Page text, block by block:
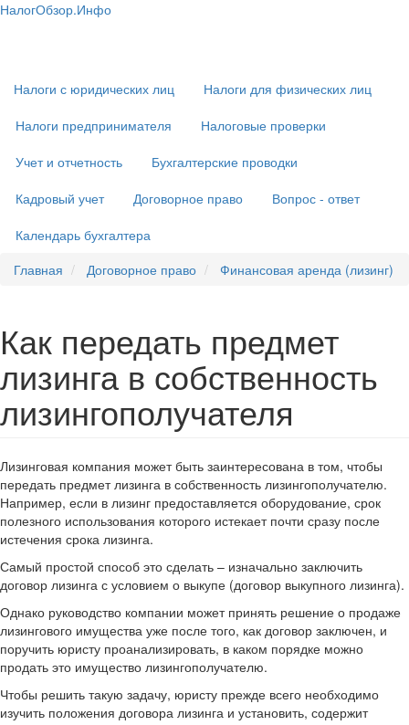
Перейти
НалогОбзор.Инфо
Налоги с юридических лиц
Налоги для физических лиц
Налоги предпринимателя
Налоговые проверки
Учет и отчетность
Бухгалтерские проводки
Кадровый учет
Договорное право
Вопрос - ответ
Календарь бухгалтера
Главная
Договорное право Финансовая аренда (лизинг)
Как передать предмет
лизинга в собственность
лизингополучателя
Лизинговая компания может быть заинтересована в том, чтобы
передать предмет лизинга в собственность лизингополучателю.
Например, если в лизинг предоставляется оборудование, срок
полезного использования которого истекает почти сразу после
истечения срока лизинга.
Самый простой способ это сделать – изначально заключить
договор лизинга с условием о выкупе (договор выкупного лизинга).
Однако руководство компании может принять решение о продаже
лизингового имущества уже после того, как договор заключен, и
поручить юристу проанализировать, в каком порядке можно
продать это имущество лизингополучателю.
Чтобы решить такую задачу, юристу прежде всего необходимо
изучить положения договора лизинга и установить, содержит